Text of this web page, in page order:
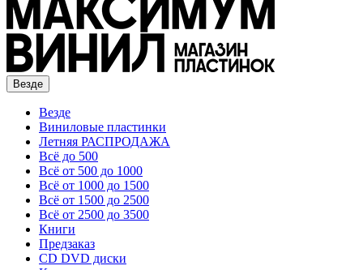
Везде
Везде
Виниловые пластинки
Летняя РАСПРОДАЖА
Всё до 500
Всё от 500 до 1000
Всё от 1000 до 1500
Всё от 1500 до 2500
Всё от 2500 до 3500
Книги
Предзаказ
CD DVD диски